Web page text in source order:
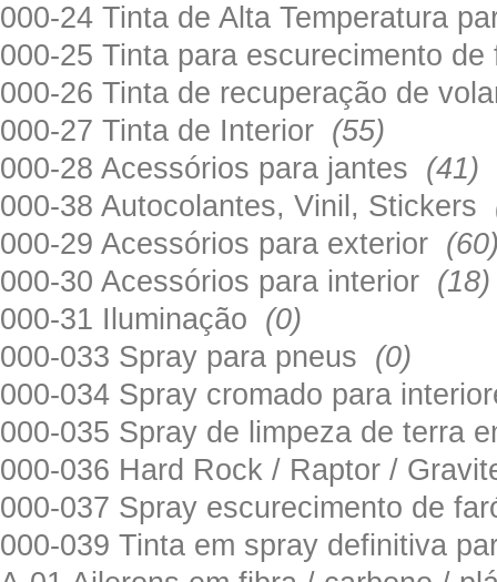
000-24 Tinta de Alta Temperatura
000-25 Tinta para escurecimento
000-26 Tinta de recuperação de
000-27 Tinta de Interior (55)
000-28 Acessórios para jantes (41)
000-38 Autocolantes, Vinil, Stickers
000-29 Acessórios para exterior
000-30 Acessórios para interior (18)
000-31 Iluminação (0)
000-033 Spray para pneus (0)
000-034 Spray cromado para
000-035 Spray de limpeza de terra
000-036 Hard Rock / Raptor /
000-037 Spray escurecimento de
000-039 Tinta em spray definitiva